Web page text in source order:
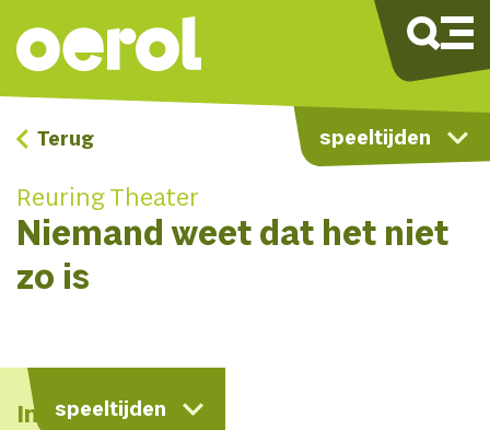
speeltijden
Terug
Reuring Theater
Niemand weet dat het niet
zo is
speeltijden
kaart
Info